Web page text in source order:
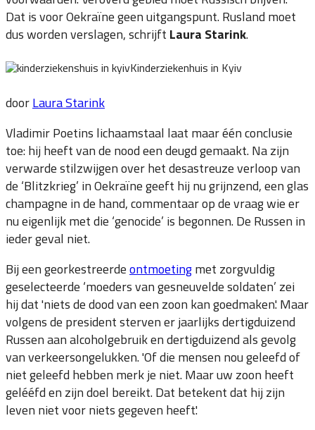
Dat is voor Oekraïne geen uitgangspunt. Rusland moet
dus worden verslagen, schrijft Laura Starink.
Kinderziekenhuis in Kyiv
doorLaura Starink
Vladimir Poetins lichaamstaal laat maar één conclusie
toe: hij heeft van de nood een deugd gemaakt. Na zijn
verwarde stilzwijgen over het desastreuze verloop van
de ‘Blitzkrieg’ in Oekraïne geeft hij nu grijnzend, een glas
champagne in de hand, commentaar op de vraag wie er
nu eigenlijk met die ‘genocide’ is begonnen. De Russen in
ieder geval niet.
Bij een georkestreerdeontmoetingmet zorgvuldig
geselecteerde ‘moeders van gesneuvelde soldaten’ zei
hij dat 'niets de dood van een zoon kan goedmaken'. Maar
volgens de president sterven er jaarlijks dertigduizend
Russen aan alcoholgebruik en dertigduizend als gevolg
van verkeersongelukken. 'Of die mensen nou geleefd of
niet geleefd hebben merk je niet. Maar uw zoon heeft
gelééfd en zijn doel bereikt. Dat betekent dat hij zijn
leven niet voor niets gegeven heeft.'